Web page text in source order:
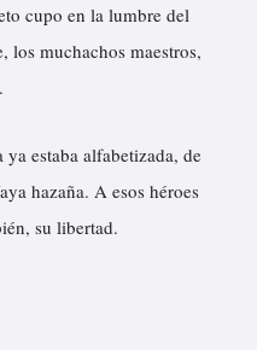
cupo en la lumbre del
muchachos maestros,
estaba alfabetizada, de
hazaña. A esos héroes
su libertad.